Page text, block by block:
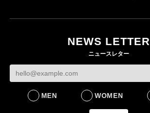
ケットなど7型を発売
FASHION
をラインナップ
LIFESTYLE
NEWS LETTER
ニュースレター
MEN WOMEN